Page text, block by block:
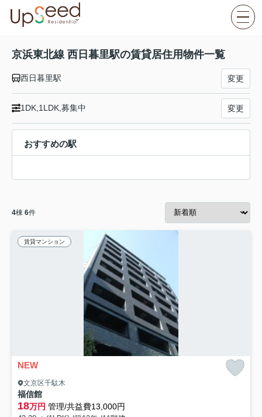
京浜東北線 西日暮里駅の賃貸居住用物件一覧
西日暮里駅 変更
1DK,1LDK,募集中 変更
おすすめの駅
4棟 6件
賃貸マンション
NEW
文京区千駄木
福信館
18万円 管理/共益費13,000円